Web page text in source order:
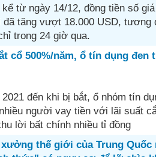
kể từ ngày 14/12, đồng tiền số
đã tăng vượt 18.000 USD, tương
trong 24 giờ qua.
cổ 500%/năm, ổ tín dụng đen
đến khi bị bắt, ổ nhóm tín
người vay tiền với lãi suất
lời bất chính nhiều tỉ đồng
thế giới của Trung